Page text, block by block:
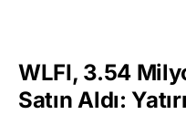
WLFI, 3.54
Satın Aldı: